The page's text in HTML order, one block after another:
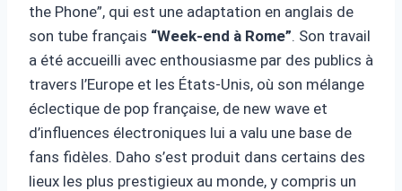
the Phone”, qui est une adaptation en anglais de
son tube français “Week-end à Rome”. Son travail
a été accueilli avec enthousiasme par des publics à
travers l’Europe et les États-Unis, où son mélange
éclectique de pop française, de new wave et
d’influences électroniques lui a valu une base de
fans fidèles. Daho s’est produit dans certains des
lieux les plus prestigieux au monde, y compris un